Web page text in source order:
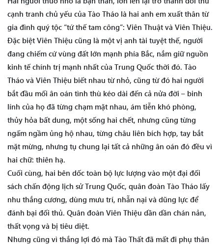
cạnh tranh chủ yếu của Tào Tháo là hai anh em xuất thân từ
gia đình quý tộc “tứ thế tam công”: Viên Thuật và Viên Thiệu.
Đặc biệt Viên Thiệu cũng là một vị anh tài tuyệt thế, người
đang chiếm cứ vùng đất lớn mạnh phía Bắc, nắm giữ nguồn
kinh tế chính trị mạnh nhất của Trung Quốc thời đó. Tào
Tháo và Viên Thiệu biết nhau từ nhỏ, cũng từ đó hai người
bắt đầu mối ân oán tình thù kéo dài đến cả nửa đời – binh
lính của họ đã từng chạm mặt nhau, ám tiễn khó phòng,
thủy hỏa bất dung, một sống hai chết, nhưng cũng từng
ngấm ngầm ủng hộ nhau, từng châu liên bích hợp, tay bắt
mặt mừng, nhưng tụ chung lại tất cả những ân oán đó đều vì
hai chữ: thiên hạ.
Cuối cùng, hai bên dốc toàn bộ lực lượng vào một đại đối
sách chấn động lịch sử Trung Quốc, quân đoàn Tào Tháo lấy
nhu thắng cương, dùng mưu trí, nhẫn nại và dũng lực để
đánh bại đối thủ. Quân đoàn Viên Thiệu dần dần chán nản,
thất vọng và bị tiêu diệt.
Nhưng cũng vì thắng lợi đó mà Tào Thất đã mất đi phụ thân